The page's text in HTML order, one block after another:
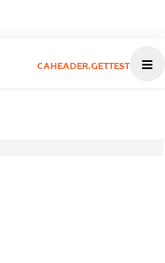
CAHEADER.GETTEST